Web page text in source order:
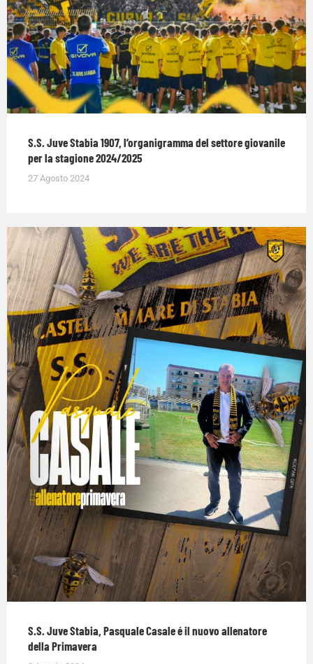
S.S. Juve Stabia 1907, l’organigramma del settore giovanile
per la stagione 2024/2025
27 Agosto 2024
S.S. Juve Stabia, Pasquale Casale é il nuovo allenatore
della Primavera